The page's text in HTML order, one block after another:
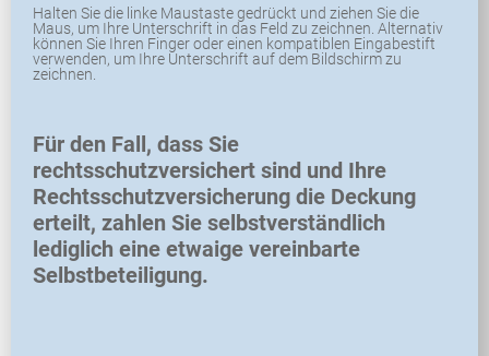
Halten Sie die linke Maustaste gedrückt und ziehen Sie die
Maus, um Ihre Unterschrift in das Feld zu zeichnen. Alternativ
können Sie Ihren Finger oder einen kompatiblen Eingabestift
verwenden, um Ihre Unterschrift auf dem Bildschirm zu
zeichnen.
Für den Fall, dass Sie
rechtsschutzversichert sind und Ihre
Rechtsschutzversicherung die Deckung
erteilt, zahlen Sie selbstverständlich
lediglich eine etwaige vereinbarte
Selbstbeteiligung.